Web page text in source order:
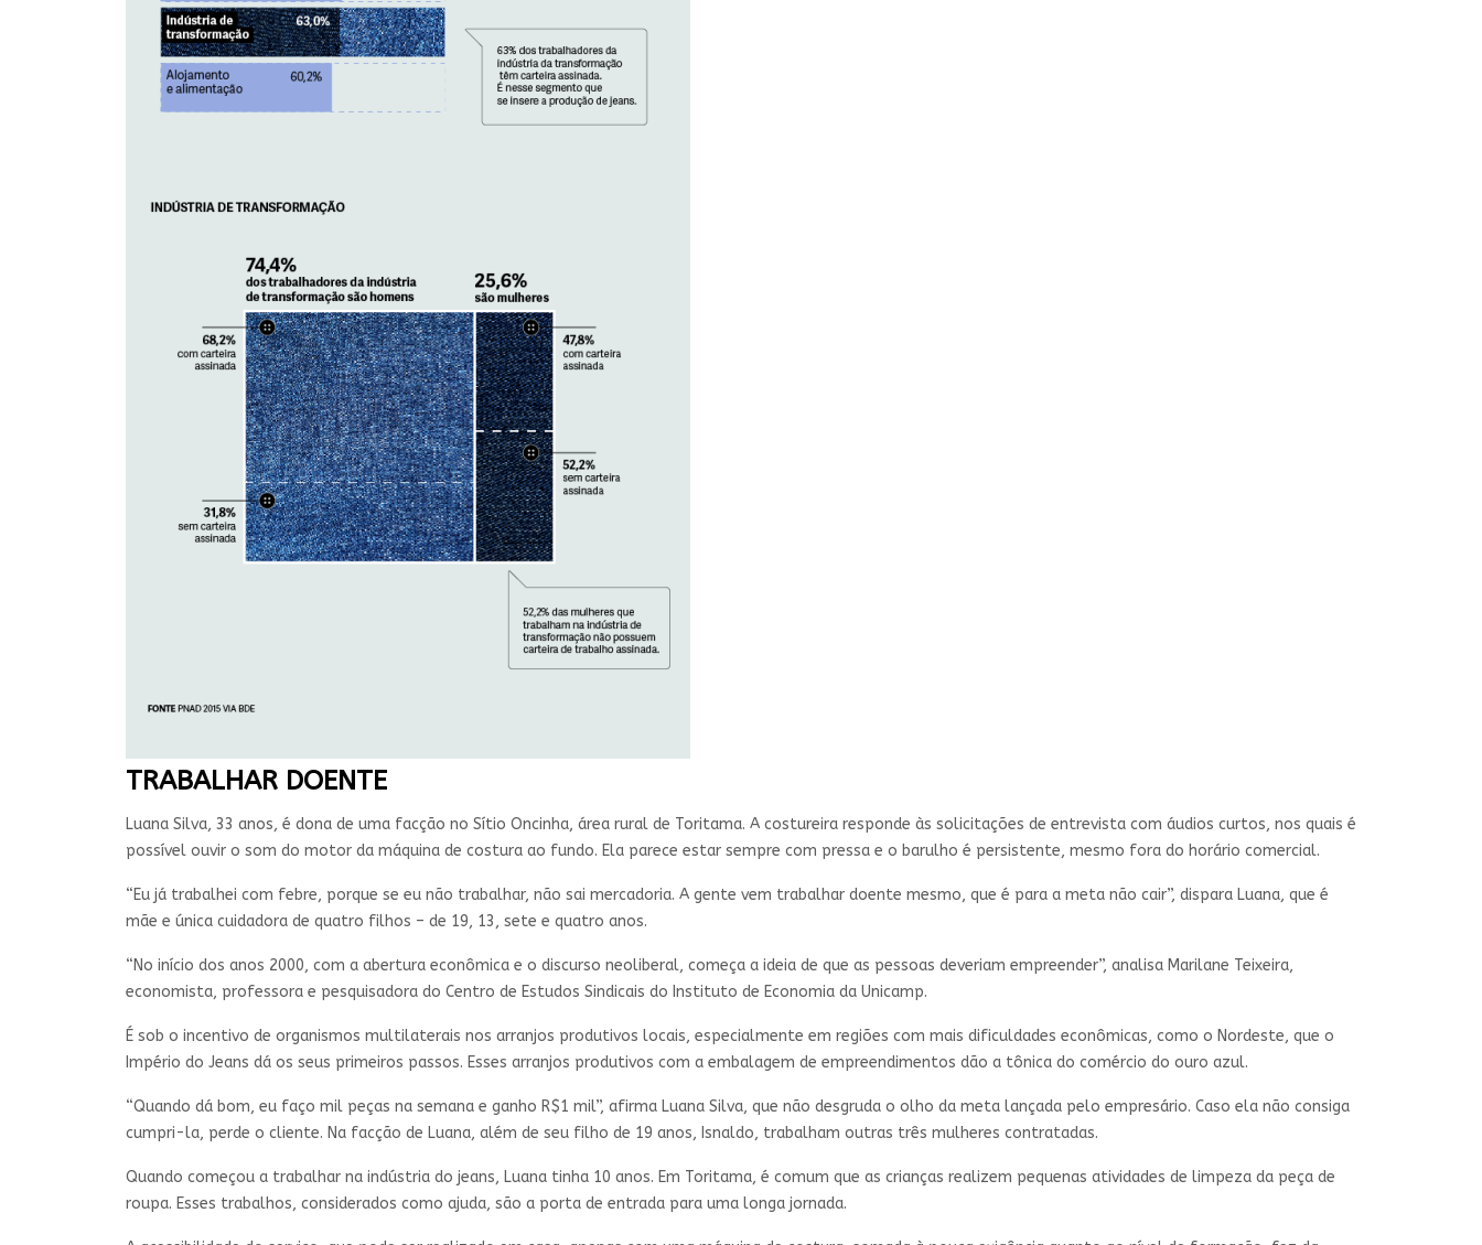
TRABALHAR DOENTE
Luana Silva, 33 anos, é dona de uma facção no Sítio Oncinha, área rural de Toritama. A costureira responde às solicitações de entrevista com áudios curtos, nos quais é
possível ouvir o som do motor da máquina de costura ao fundo. Ela parece estar sempre com pressa e o barulho é persistente, mesmo fora do horário comercial.
“Eu já trabalhei com febre, porque se eu não trabalhar, não sai mercadoria. A gente vem trabalhar doente mesmo, que é para a meta não cair”, dispara Luana, que é
mãe e única cuidadora de quatro filhos – de 19, 13, sete e quatro anos.
“No início dos anos 2000, com a abertura econômica e o discurso neoliberal, começa a ideia de que as pessoas deveriam empreender”, analisa Marilane Teixeira,
economista, professora e pesquisadora do Centro de Estudos Sindicais do Instituto de Economia da Unicamp.
É sob o incentivo de organismos multilaterais nos arranjos produtivos locais, especialmente em regiões com mais dificuldades econômicas, como o Nordeste, que o
Império do Jeans dá os seus primeiros passos. Esses arranjos produtivos com a embalagem de empreendimentos dão a tônica do comércio do ouro azul.
“Quando dá bom, eu faço mil peças na semana e ganho R$1 mil”, afirma Luana Silva, que não desgruda o olho da meta lançada pelo empresário. Caso ela não consiga
cumpri-la, perde o cliente. Na facção de Luana, além de seu filho de 19 anos, Isnaldo, trabalham outras três mulheres contratadas.
Quando começou a trabalhar na indústria do jeans, Luana tinha 10 anos. Em Toritama, é comum que as crianças realizem pequenas atividades de limpeza da peça de
roupa. Esses trabalhos, considerados como ajuda, são a porta de entrada para uma longa jornada.